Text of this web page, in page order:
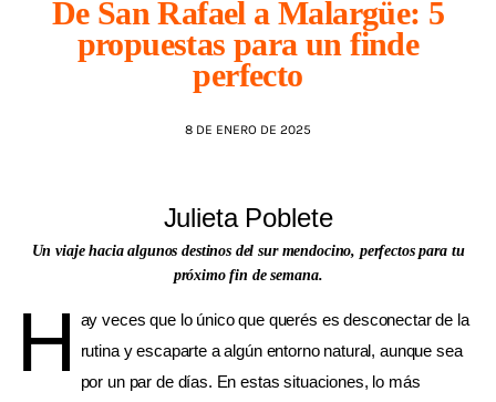
AGENDA
De San Rafael a Malargüe: 5
propuestas para un finde
perfecto
8 DE ENERO DE 2025
Julieta Poblete
Un viaje hacia algunos destinos del sur mendocino, perfectos para tu
próximo fin de semana.
H ay veces que lo único que querés es desconectar de la
rutina y escaparte a algún entorno natural, aunque sea
por un par de días. En estas situaciones, lo más